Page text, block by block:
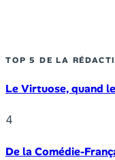
TOP 5 DE LA
Le Virtuose, quand
4
De la Comédie-